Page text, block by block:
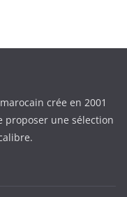
crée en 2001
proposer une sélection